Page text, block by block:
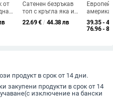
от
Сатенен безръкав
топ с кръгла яка и
перлена украса,
френски стил,
22.69€ / 44.38 лв
AB
39.35 -
76.96 -
продукт в срок от 14 дни.
закупени продукти в срок от 14
изключение на бански